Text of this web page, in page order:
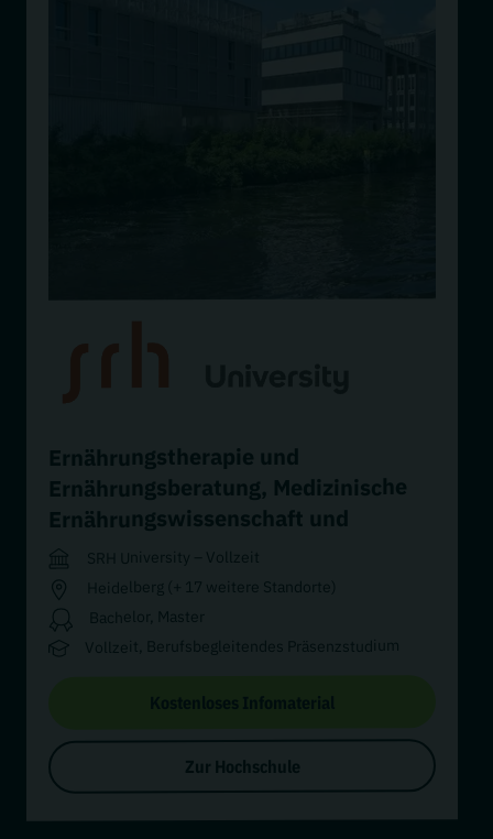
Ernährungstherapie und
Ernährungsberatung, Medizinische
Ernährungswissenschaft und
Ernährungstherapie
SRH University – Vollzeit
Heidelberg (+ 17 weitere Standorte)
Bachelor, Master
Vollzeit, Berufsbegleitendes Präsenzstudium
Zur Hochschule